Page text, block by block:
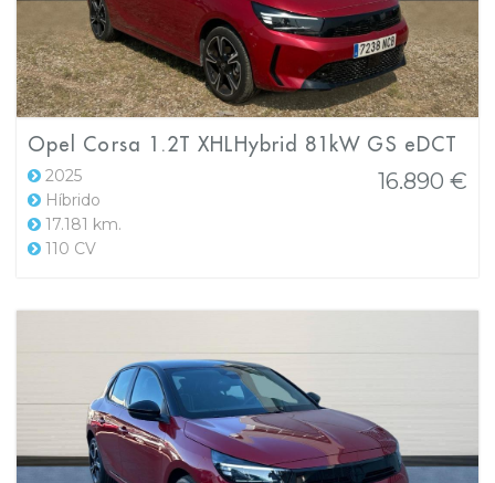
Opel Corsa 1.2T XHLHybrid 81kW GS eDCT
2025
Híbrido
17.181 km.
110 CV
16.890 €